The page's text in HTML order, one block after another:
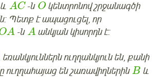
AC -ն O կենտրոնով շրջանագծի
Պետք է ապացուցել, որ
A -ն A անկյան կիսորդն է:
եռանկյուններն ուղղանկյուն են, քանի
ուղղահայաց են շառավիղներին Bև